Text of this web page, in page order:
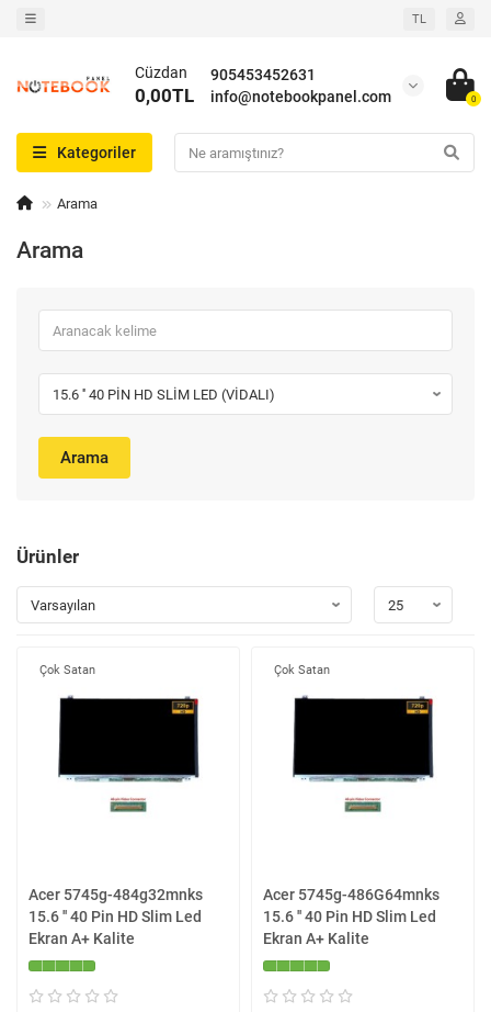
TL
905453452631
info@notebookpanel.com
Cüzdan
0,00TL 0
Kategoriler
Arama
Arama
Arama
Ürünler
Çok Satan
Acer 5745g-484g32mnks
15.6 '' 40 Pin HD Slim Led
Ekran A+ Kalite
Çok Satan
Acer 5745g-486G64mnks
15.6 '' 40 Pin HD Slim Led
Ekran A+ Kalite